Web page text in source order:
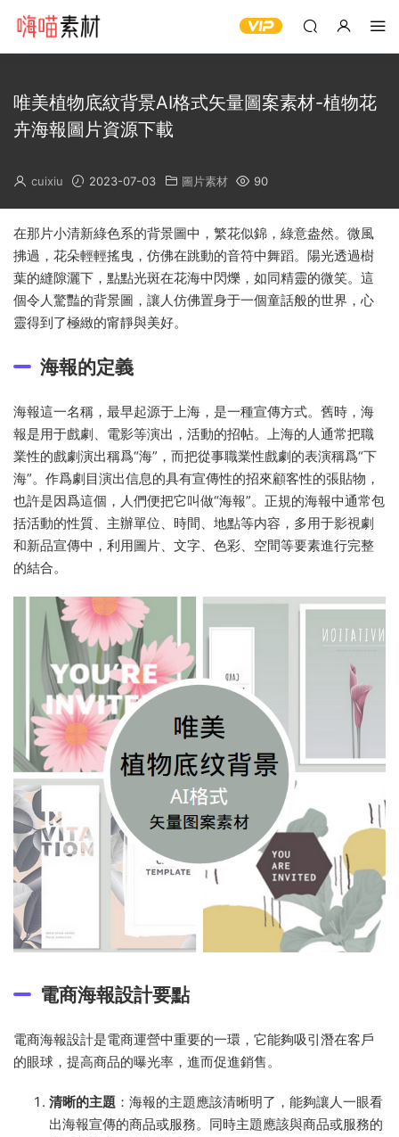
唯美植物底紋背景AI格式矢量圖案素材-植物花
卉海報圖片資源下載
cuixiu 2023-07-03 圖片素材 90
在那片小清新綠色系的背景圖中，繁花似錦，綠意盎然。微風
拂過，花朵輕輕搖曳，仿佛在跳動的音符中舞蹈。陽光透過樹
葉的縫隙灑下，點點光斑在花海中閃爍，如同精靈的微笑。這
個令人驚豔的背景圖，讓人仿佛置身于一個童話般的世界，心
靈得到了極緻的甯靜與美好。
海報的定義
海報這一名稱，最早起源于上海，是一種宣傳方式。舊時，海
報是用于戲劇、電影等演出，活動的招帖。上海的人通常把職
業性的戲劇演出稱爲“海”，而把從事職業性戲劇的表演稱爲“下
海”。作爲劇目演出信息的具有宣傳性的招來顧客性的張貼物，
也許是因爲這個，人們便把它叫做“海報”。正規的海報中通常包
括活動的性質、主辦單位、時間、地點等内容，多用于影視劇
和新品宣傳中，利用圖片、文字、色彩、空間等要素進行完整
的結合。
電商海報設計要點
電商海報設計是電商運營中重要的一環，它能夠吸引潛在客戶
的眼球，提高商品的曝光率，進而促進銷售。
清晰的主題 ：海報的主題應該清晰明了，能夠讓人一眼看
出海報宣傳的商品或服務。同時主題應該與商品或服務的